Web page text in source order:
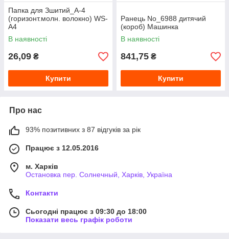
Папка для Зшитий_A-4
(горизонт.молн. волокно) WS-
A4
В наявності
26,09 ₴
Купити
Ранець No_6988 дитячий
(короб) Машинка
В наявності
841,75 ₴
Купити
Про нас
93% позитивних з 87 відгуків за рік
Працює з 12.05.2016
м. Харків
Остановка пер. Солнечный, Харків, Україна
Контакти
Сьогодні працює з 09:30 до 18:00
Показати весь графік роботи